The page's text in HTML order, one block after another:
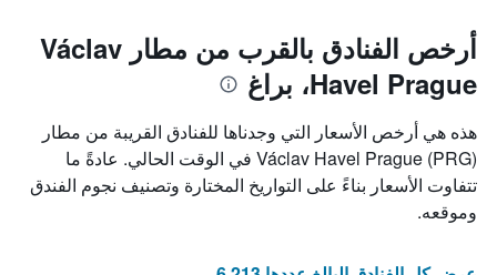
أرخص الفنادق بالقرب من مطار Václav
Havel Prague، براغ
هذه هي أرخص الأسعار التي وجدناها للفنادق القريبة من مطار
Václav Havel Prague (PRG) في الوقت الحالي. عادةً ما
تتفاوت الأسعار بناءً على التواريخ المختارة وتصنيف نجوم الفندق
وموقعه.